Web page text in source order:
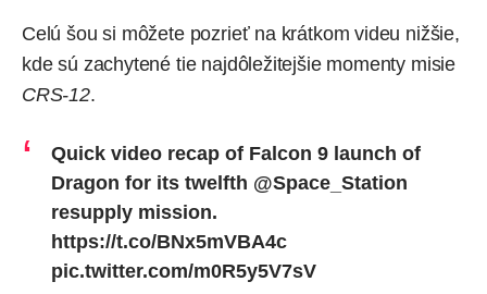
Celú šou si môžete pozrieť na krátkom videu nižšie,
kde sú zachytené tie najdôležitejšie momenty misie
CRS-12.
Quick video recap of Falcon 9 launch of
Dragon for its twelfth @Space_Station
resupply mission.
https://t.co/BNx5mVBA4c
pic.twitter.com/m0R5y5V7sV